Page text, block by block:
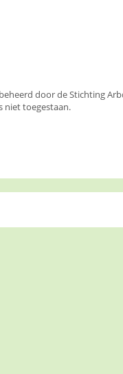
door de Stichting
niet toegestaan.